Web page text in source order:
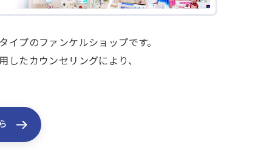
プのファンケルショップです。
たカウンセリングにより、